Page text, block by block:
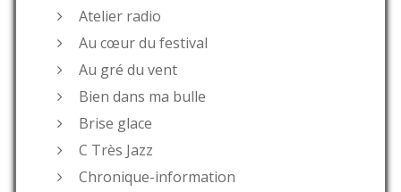
Atelier radio
Au cœur du festival
Au gré du vent
Bien dans ma bulle
Brise glace
C Très Jazz
Chronique-information